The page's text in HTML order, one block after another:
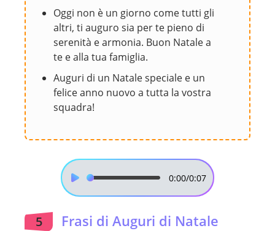
Oggi non è un giorno come tutti gli
altri, ti auguro sia per te pieno di
serenità e armonia. Buon Natale a
te e alla tua famiglia.
Auguri di un Natale speciale e un
felice anno nuovo a tutta la vostra
squadra!
0:00/0:07
5
Frasi di Auguri di Natale